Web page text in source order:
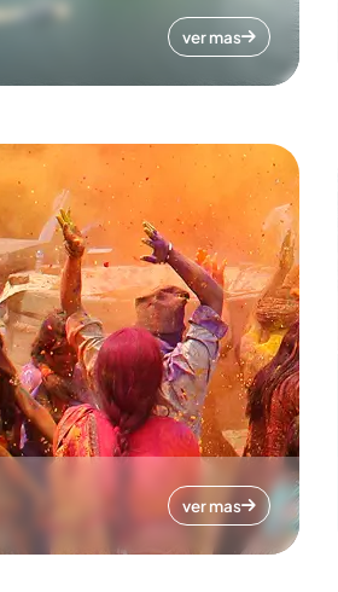
ver mas
ver mas